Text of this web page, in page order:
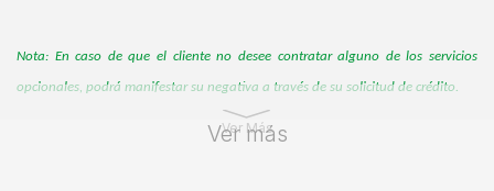
Nota: En caso de que el cliente no desee contratar alguno de los servicios
opcionales, podrá manifestar su negativa a través de su solicitud de crédito.
Ver Más
Ver más